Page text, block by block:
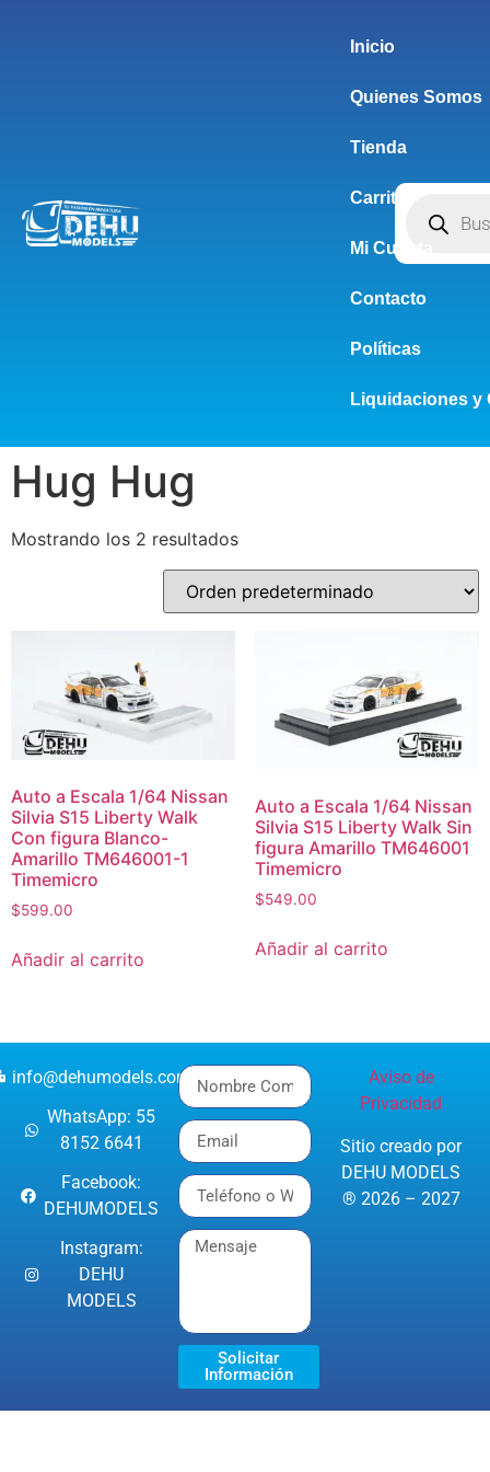
Inicio
Quienes Somos
Tienda
Carrito
Mi Cuenta
Contacto
Políticas
Liquidaciones y
Hug Hug
Mostrando los 2 resultados
Auto a Escala 1/64 Nissan
Silvia S15 Liberty Walk
Con figura Blanco-
Amarillo TM646001-1
Timemicro
$599.00
Añadir al carrito
Auto a Escala 1/64 Nissan
Silvia S15 Liberty Walk Sin
figura Amarillo TM646001
Timemicro
$549.00
Añadir al carrito
info@dehumodels.com
WhatsApp: 55
8152 6641
Facebook:
DEHUMODELS
Instagram:
DEHU
MODELS
Solicitar
Información
Aviso de
Privacidad
Sitio creado por
DEHU MODELS
® 2026 – 2027